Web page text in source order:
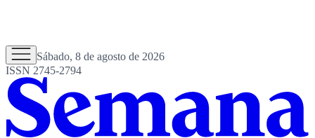
Sábado, 8 de agosto de 2026
ISSN 2745-2794